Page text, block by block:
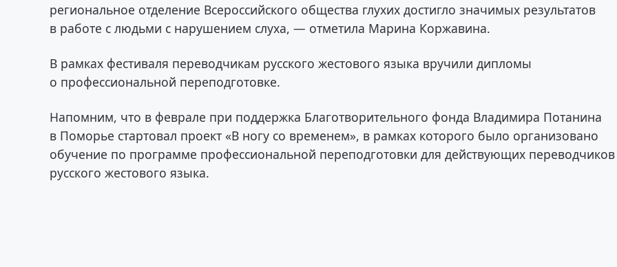
региональное отделение Всероссийского общества глухих достигло значимых результатов
в работе с людьми с нарушением слуха, — отметила Марина Коржавина.
В рамках фестиваля переводчикам русского жестового языка вручили дипломы
о профессиональной переподготовке.
Напомним, что в феврале при поддержка Благотворительного фонда Владимира Потанина
в Поморье стартовал проект «В ногу со временем», в рамках которого было организовано
обучение по программе профессиональной переподготовки для действующих переводчиков
русского жестового языка.